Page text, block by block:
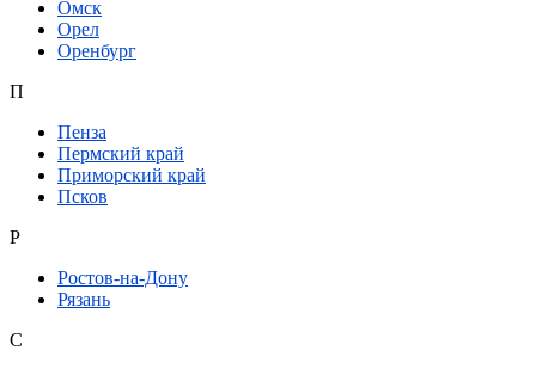
Омск
Орел
Оренбург
П
Пенза
Пермский край
Приморский край
Псков
Р
Ростов-на-Дону
Рязань
С